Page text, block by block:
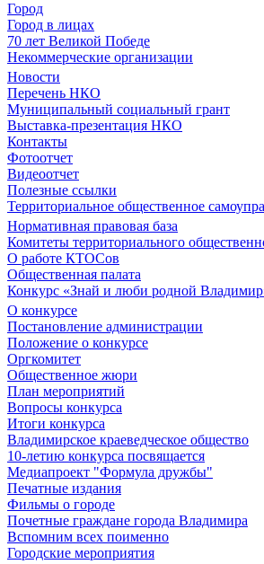
Город
Город в лицах
70 лет Великой Победе
Некоммерческие организации
Новости
Перечень НКО
Муниципальный социальный грант
Выставка-презентация НКО
Контакты
Фотоотчет
Видеоотчет
Полезные ссылки
Территориальное общественное
Нормативная правовая база
Комитеты территориального
О работе КТОСов
Общественная палата
Конкурс «Знай и люби родной
О конкурсе
Постановление администрации
Положение о конкурсе
Оргкомитет
Общественное жюри
План мероприятий
Вопросы конкурса
Итоги конкурса
Владимирское краеведческое общество
10-летию конкурса посвящается
Медиапроект "Формула дружбы"
Печатные издания
Фильмы о городе
Почетные граждане города Владимира
Вспомним всех поименно
Городские мероприятия